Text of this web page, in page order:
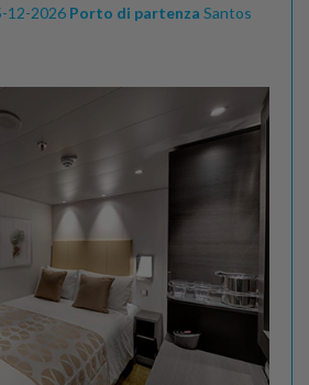
12-2026 Porto di partenza Santos